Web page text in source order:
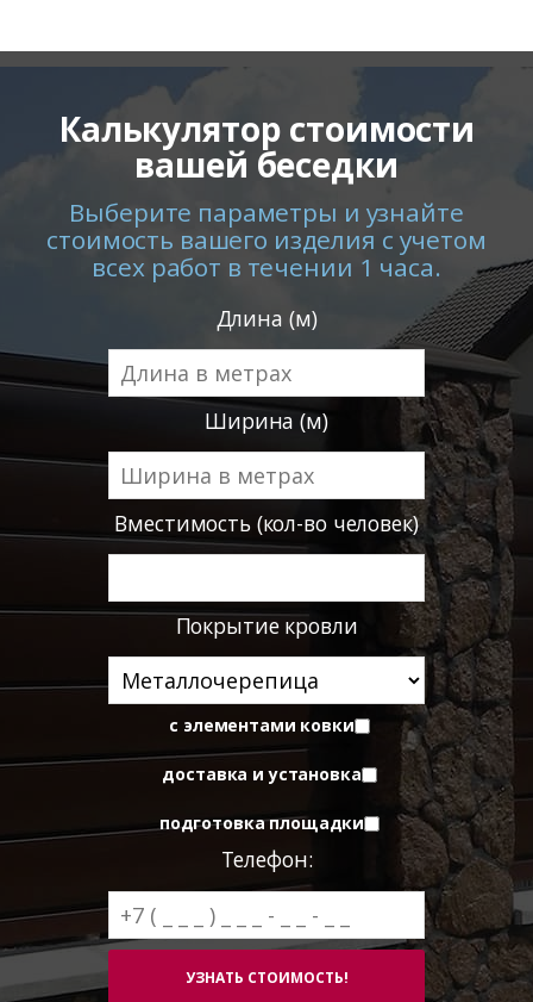
Калькулятор стоимости
вашей беседки
Выберите параметры и узнайте
стоимость вашего изделия с учетом
всех работ в течении 1 часа.
Длина (м)
Ширина (м)
Вместимость (кол-во человек)
Покрытие кровли
с элементами ковки
доставка и установка
подготовка площадки
Телефон: